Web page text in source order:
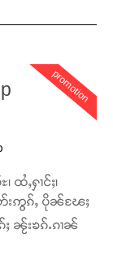
ေႃးတေၸွ
ၸုမ်းၶၢ
promotion
ထႆႇႁၢင်ႈ၊
းဢွၵ်ႇ ပိုၼ်ၽႄႈ
ၼႂ်းၶၵ်ႉၵၢၼ်